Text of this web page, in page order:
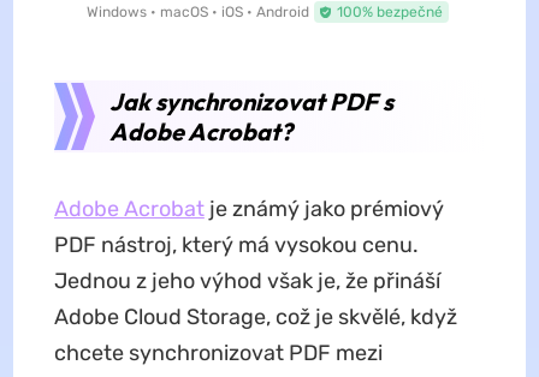
Windows • macOS • iOS • Android 100% bezpečné
Jak synchronizovat PDF s
Adobe Acrobat?
Adobe Acrobatje známý jako prémiový
PDF nástroj, který má vysokou cenu.
Jednou z jeho výhod však je, že přináší
Adobe Cloud Storage, což je skvělé, když
chcete synchronizovat PDF mezi